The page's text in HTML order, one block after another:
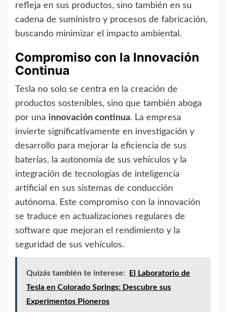
refleja en sus productos, sino también en su
cadena de suministro y procesos de fabricación,
buscando minimizar el impacto ambiental.
Compromiso con la Innovación
Continua
Tesla no solo se centra en la creación de
productos sostenibles, sino que también aboga
por una innovación continua. La empresa
invierte significativamente en investigación y
desarrollo para mejorar la eficiencia de sus
baterías, la autonomía de sus vehículos y la
integración de tecnologías de inteligencia
artificial en sus sistemas de conducción
autónoma. Este compromiso con la innovación
se traduce en actualizaciones regulares de
software que mejoran el rendimiento y la
seguridad de sus vehículos.
Quizás también te interese:
El Laboratorio de
Tesla en Colorado Springs: Descubre sus
Experimentos Pioneros